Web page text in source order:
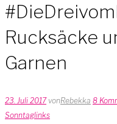
Rucksäcke
Garnen
23. Juli 2017 vonRebekka 8
Sonntaglinks